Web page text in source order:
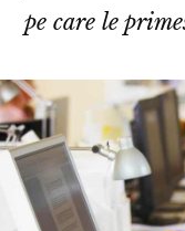
pe care le